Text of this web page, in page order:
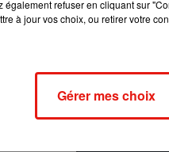
cookies que vous avez
en cliquant sur le bouton
également refuser en cliquant sur
à jour vos choix, ou retirer votre
Gérer mes choix